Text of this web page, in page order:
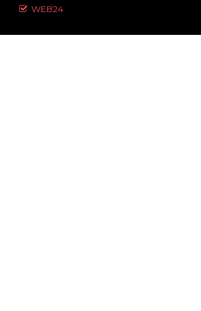
WEB24